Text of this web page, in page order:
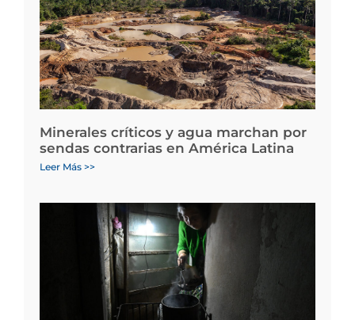
Minerales críticos y agua marchan por
sendas contrarias en América Latina
Leer Más >>